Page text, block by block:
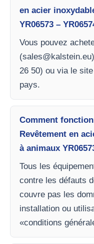
en acier
YR06573 –
Vous pouvez
(sales@kalstein.eu
26 50) ou via le
pays.
Comment
Revêtement en
à animaux
Tous les
contre les défauts
couvre pas les
installation ou
«conditions